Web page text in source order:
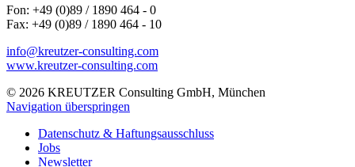
Fon: +49 (0)89 / 1890 464 - 0
Fax: +49 (0)89 / 1890 464 - 10
info@kreutzer-consulting.com
www.kreutzer-consulting.com
© 2026 KREUTZER Consulting GmbH, München
Navigation überspringen
Datenschutz & Haftungsausschluss
Jobs
Newsletter